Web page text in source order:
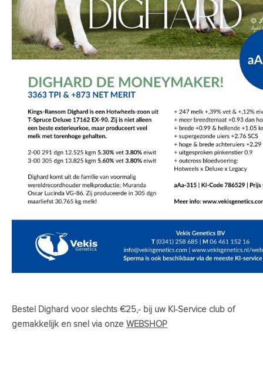
Bestel Dighard voor slechts €25,- bij uw KI-Service club of
gemakkelijk en snel via onze WEBSHOP